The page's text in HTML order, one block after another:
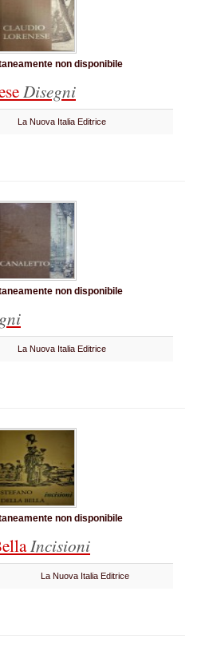
non disponibile
Disegni
La Nuova Italia Editrice
non disponibile
La Nuova Italia Editrice
non disponibile
Incisioni
La Nuova Italia Editrice